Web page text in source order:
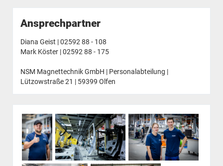
Ansprechpartner
Diana Geist | 02592 88 - 108
Mark Köster | 02592 88 - 175
NSM Magnettechnik GmbH | Personalabteilung |
Lützowstraße 21 | 59399 Olfen